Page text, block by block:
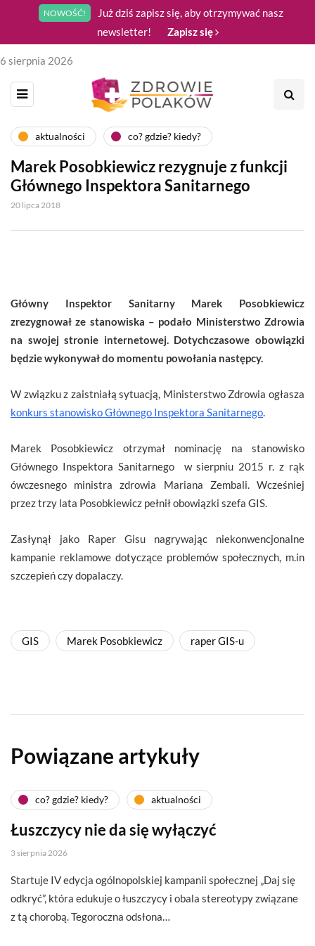
NOWOŚĆ!
Już dziś zapisz się, aby otrzymywać nasz
newsletter!
Zapisz się
6 sierpnia 2026
aktualności co? gdzie? kiedy?
Marek Posobkiewicz rezygnuje z funkcji
Głównego Inspektora Sanitarnego
20 lipca 2018
Główny Inspektor Sanitarny Marek Posobkiewicz
zrezygnował ze stanowiska – podało Ministerstwo Zdrowia
na swojej stronie internetowej. Dotychczasowe obowiązki
będzie wykonywał do momentu powołania następcy.
W związku z zaistniałą sytuacją, Ministerstwo Zdrowia ogłasza
konkurs stanowisko Głównego Inspektora Sanitarnego
Marek Posobkiewicz otrzymał nominację na stanowisko
Głównego Inspektora Sanitarnego w sierpniu 2015 r. z rąk
ówczesnego ministra zdrowia Mariana Zembali. Wcześniej
przez trzy lata Posobkiewicz pełnił obowiązki szefa GIS.
Zasłynął jako Raper Gisu nagrywając niekonwencjonalne
kampanie reklamowe dotyczące problemów społecznych, m.in
szczepień czy dopalaczy.
GIS Marek Posobkiewicz raper GIS-u
Powiązane artykuły
co? gdzie? kiedy? aktualności
Łuszczycy nie da się wyłączyć
3 sierpnia 2026
Startuje IV edycja ogólnopolskiej kampanii społecznej „Daj się
odkryć”, która edukuje o łuszczycy i obala stereotypy związane
z tą chorobą. Tegoroczna odsłona…